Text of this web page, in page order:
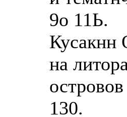
9о 11Ь.
Кусакнн
на
130.